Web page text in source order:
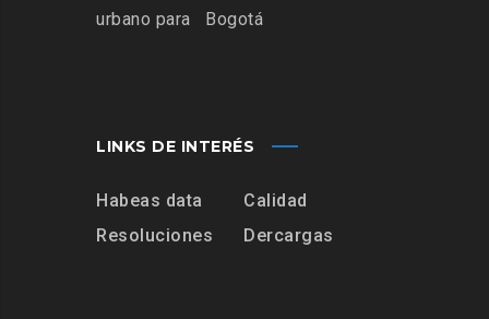
urbano para
Bogotá
LINKS DE INTERÉS
Habeas data
Resoluciones
Calidad
Dercargas